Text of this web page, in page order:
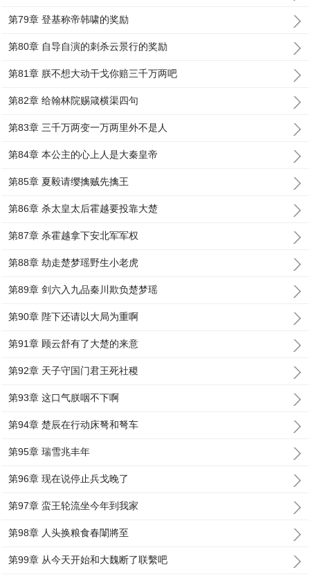
第79章 登基称帝韩啸的奖励
第80章 自导自演的刺杀云景行的奖励
第81章 朕不想大动干戈你赔三千万两吧
第82章 给翰林院赐箴横渠四句
第83章 三千万两变一万两里外不是人
第84章 本公主的心上人是大秦皇帝
第85章 夏毅请缨擒贼先擒王
第86章 杀太皇太后霍越要投靠大楚
第87章 杀霍越拿下安北军军权
第88章 劫走楚梦瑶野生小老虎
第89章 剑六入九品秦川欺负楚梦瑶
第90章 陛下还请以大局为重啊
第91章 顾云舒有了大楚的来意
第92章 天子守国门君王死社稷
第93章 这口气朕咽不下啊
第94章 楚辰在行动床弩和弩车
第95章 瑞雪兆丰年
第96章 现在说停止兵戈晚了
第97章 蛮王轮流坐今年到我家
第98章 人头换粮食春闈將至
第99章 从今天开始和大魏断了联繫吧